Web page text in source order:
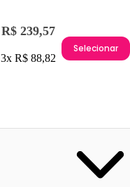
R$ 239,57
3x R$ 88,82
Selecionar